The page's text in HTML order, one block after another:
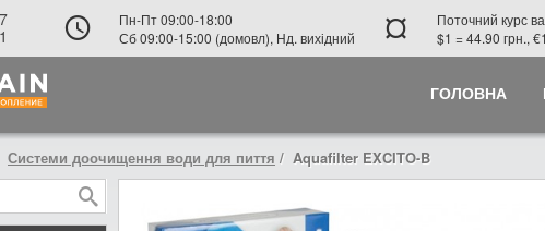
Пн-Пт 09:00-18:00
Сб 09:00-15:00 (домовл), Нд. вихідний
¤
Поточний курс
$1 = 44.90 грн.,
ГОЛОВНА
Системи доочищення води для пиття Aquafilter EXCITO-B